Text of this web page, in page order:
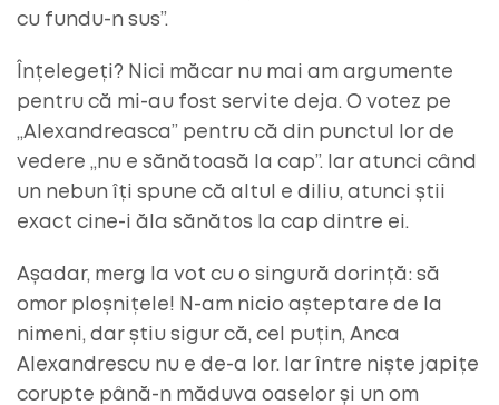
cu fundu-n sus”.
Înțelegeți? Nici măcar nu mai am argumente
pentru că mi-au fost servite deja. O votez pe
„Alexandreasca” pentru că din punctul lor de
vedere „nu e sănătoasă la cap”. Iar atunci când
un nebun îți spune că altul e diliu, atunci știi
exact cine-i ăla sănătos la cap dintre ei.
Așadar, merg la vot cu o singură dorință: să
omor ploșnițele! N-am nicio așteptare de la
nimeni, dar știu sigur că, cel puțin, Anca
Alexandrescu nu e de-a lor. Iar între niște japițe
corupte până-n măduva oaselor și un om